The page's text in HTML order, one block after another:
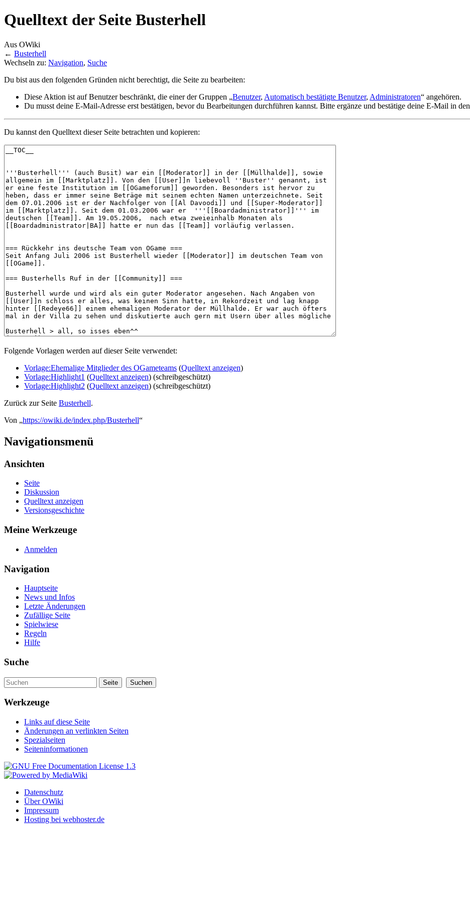
Quelltext der Seite Busterhell
Aus OWiki
← Busterhell
Wechseln zu: Navigation, Suche
Du bist aus den folgenden Gründen nicht berechtigt, die Seite zu bearbeiten:
Diese Aktion ist auf Benutzer beschränkt, die einer der Gruppen „Benutzer, Automatisch bestätigte Benutzer, Administratoren“ angehören.
Du musst deine E-Mail-Adresse erst bestätigen, bevor du Bearbeitungen durchführen kannst. Bitte ergänze und bestätige deine E-Mail in den
Du kannst den Quelltext dieser Seite betrachten und kopieren:
Folgende Vorlagen werden auf dieser Seite verwendet:
Vorlage:Ehemalige Mitglieder des OGameteams (Quelltext anzeigen)
Vorlage:Highlight1 (Quelltext anzeigen) (schreibgeschützt)
Vorlage:Highlight2 (Quelltext anzeigen) (schreibgeschützt)
Zurück zur Seite Busterhell.
Von „https://owiki.de/index.php/Busterhell“
Navigationsmenü
Ansichten
Seite
Diskussion
Quelltext anzeigen
Versionsgeschichte
Meine Werkzeuge
Anmelden
Navigation
Hauptseite
News und Infos
Letzte Änderungen
Zufällige Seite
Spielwiese
Regeln
Hilfe
Suche
Werkzeuge
Links auf diese Seite
Änderungen an verlinkten Seiten
Spezialseiten
Seiteninformationen
Datenschutz
Über OWiki
Impressum
Hosting bei webhoster.de